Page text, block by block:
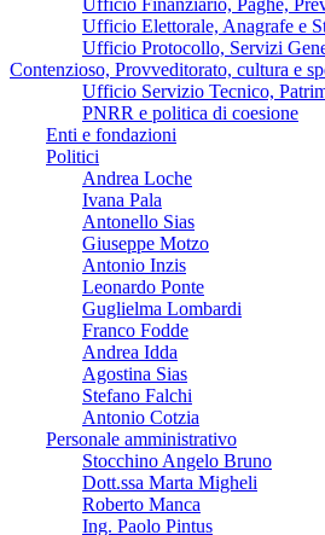
Ufficio Elettorale, Anagrafe e
Ufficio Protocollo, Servizi
Contenzioso, Provveditorato, cultura e
Ufficio Servizio Tecnico,
PNRR e politica di coesione
Enti e fondazioni
Politici
Andrea Loche
Ivana Pala
Antonello Sias
Giuseppe Motzo
Antonio Inzis
Leonardo Ponte
Guglielma Lombardi
Franco Fodde
Andrea Idda
Agostina Sias
Stefano Falchi
Antonio Cotzia
Personale amministrativo
Stocchino Angelo Bruno
Dott.ssa Marta Migheli
Roberto Manca
Ing. Paolo Pintus